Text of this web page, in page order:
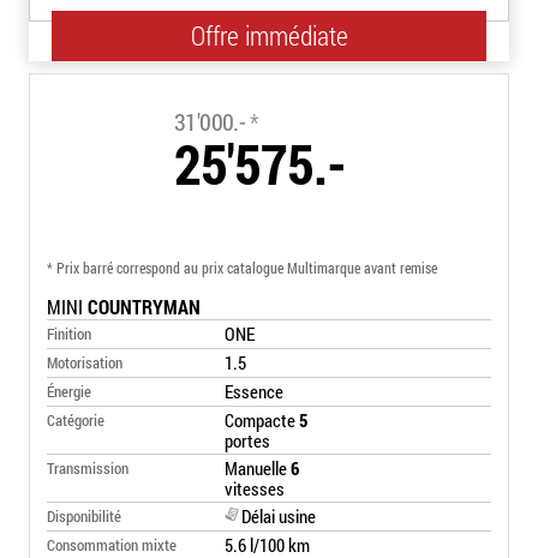
31'000.-*
25'575.-
* Prix barré correspond au prix catalogue Multimarque avant remise
MINI COUNTRYMAN
Finition ONE
Motorisation 1.5
Énergie Essence
Catégorie Compacte5
portes
Transmission Manuelle6
vitesses
Disponibilité Délai usine
Consommation mixte 5.6 l/100 km